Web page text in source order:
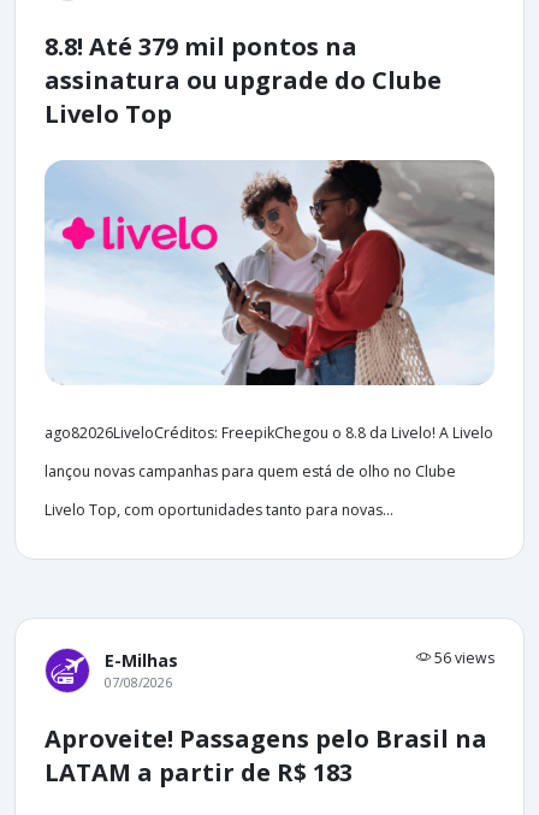
8.8! Até 379 mil pontos na
assinatura ou upgrade do Clube
Livelo Top
ago82026LiveloCréditos: FreepikChegou o 8.8 da Livelo! A Livelo
lançou novas campanhas para quem está de olho no Clube
Livelo Top, com oportunidades tanto para novas...
E-Milhas 56 views
07/08/2026
Aproveite! Passagens pelo Brasil na
LATAM a partir de R$ 183